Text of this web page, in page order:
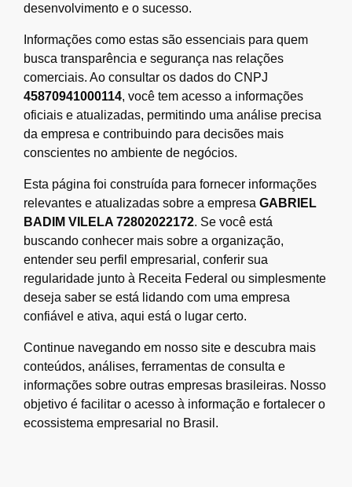
desenvolvimento e o sucesso.
Informações como estas são essenciais para quem
busca transparência e segurança nas relações
comerciais. Ao consultar os dados do CNPJ
45870941000114, você tem acesso a informações
oficiais e atualizadas, permitindo uma análise precisa
da empresa e contribuindo para decisões mais
conscientes no ambiente de negócios.
Esta página foi construída para fornecer informações
relevantes e atualizadas sobre a empresa GABRIEL
BADIM VILELA 72802022172. Se você está
buscando conhecer mais sobre a organização,
entender seu perfil empresarial, conferir sua
regularidade junto à Receita Federal ou simplesmente
deseja saber se está lidando com uma empresa
confiável e ativa, aqui está o lugar certo.
Continue navegando em nosso site e descubra mais
conteúdos, análises, ferramentas de consulta e
informações sobre outras empresas brasileiras. Nosso
objetivo é facilitar o acesso à informação e fortalecer o
ecossistema empresarial no Brasil.